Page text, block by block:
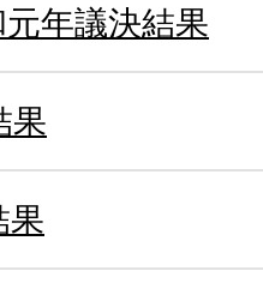
年議決結果
果
果